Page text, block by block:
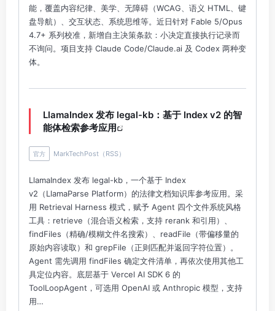
能，覆盖内容纪律、美学、无障碍（WCAG、语义 HTML、键
盘导航）、交互状态、系统思维等。近日针对 Fable 5/Opus
4.7+ 系列校准，新增自主决策条款：小决定直接执行记录而
不询问。项目支持 Claude Code/Claude.ai 及 Codex 两种变
体。
LlamaIndex 发布 legal-kb：基于 Index v2 的智
能体检索参考应用
官方 MarkTechPost（RSS）
LlamaIndex 发布 legal-kb，一个基于 Index
v2（LlamaParse Platform）的法律文档知识库参考应用。采
用 Retrieval Harness 模式，赋予 Agent 四个文件系统风格
工具：retrieve（混合语义检索，支持 rerank 和引用）、
findFiles（精确/模糊文件名搜索）、readFile（带偏移量的
原始内容读取）和 grepFile（正则匹配并返回字符位置）。
Agent 需先调用 findFiles 确定文件清单，再依次使用其他工
具定位内容。底层基于 Vercel AI SDK 6 的
ToolLoopAgent，可选用 OpenAI 或 Anthropic 模型，支持
用…